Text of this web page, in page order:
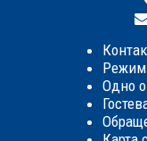
Режим
Одно